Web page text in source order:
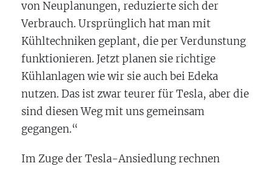
von Neuplanungen, reduzierte sich der
Verbrauch. Ursprünglich hat man mit
Kühltechniken geplant, die per Verdunstung
funktionieren. Jetzt planen sie richtige
Kühlanlagen wie wir sie auch bei Edeka
nutzen. Das ist zwar teurer für Tesla, aber die
sind diesen Weg mit uns gemeinsam
gegangen.“
Im Zuge der Tesla-Ansiedlung rechnen